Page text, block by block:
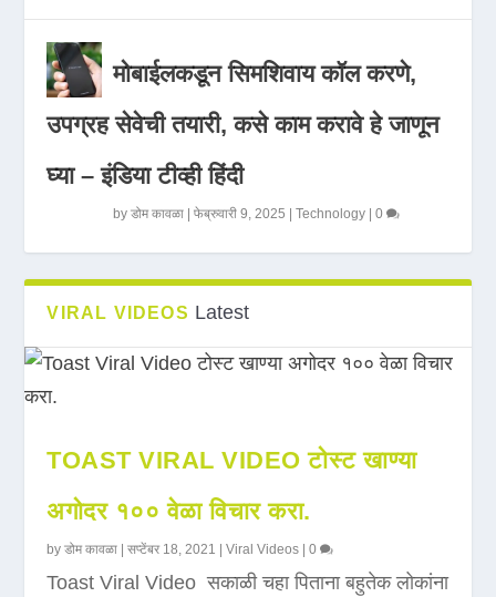
मोबाईलकडून सिमशिवाय कॉल करणे,
उपग्रह सेवेची तयारी, कसे काम करावे हे जाणून
घ्या – इंडिया टीव्ही हिंदी
byडोम कावळा |फेब्रुवारी 9, 2025 |Technology |0
VIRAL VIDEOS Latest
TOAST VIRAL VIDEO टोस्ट खाण्या
अगोदर १०० वेळा विचार करा.
byडोम कावळा |सप्टेंबर 18, 2021 |Viral Videos |0
Toast Viral Video सकाळी चहा पिताना बहुतेक लोकांना